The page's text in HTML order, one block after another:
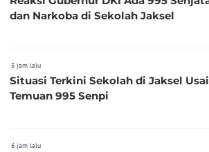
dan Narkoba di Sekolah Jaksel
5 jam lalu
Situasi Terkini Sekolah di Jaksel Usai
Temuan 995 Senpi
6 jam lalu